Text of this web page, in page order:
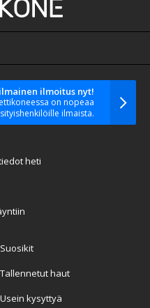
ilmoitus nyt!
on nopeaa
ilmaista.
heti
Suosikit
Tallennetut haut
Usein kysyttyä